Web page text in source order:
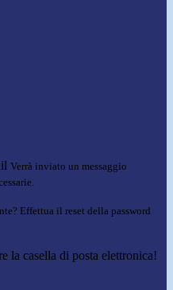
Verrà inviato un messaggio
Effettua il reset della password
la casella di posta elettronica!